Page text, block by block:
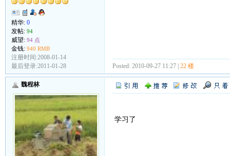
精华: 0
发帖: 94
威望: 94 点
金钱: 940 RMB
注册时间:2008-01-14
最后登录:2011-01-28
Posted: 2010-09-27 11:27 | 22 楼
魏程林
学习了